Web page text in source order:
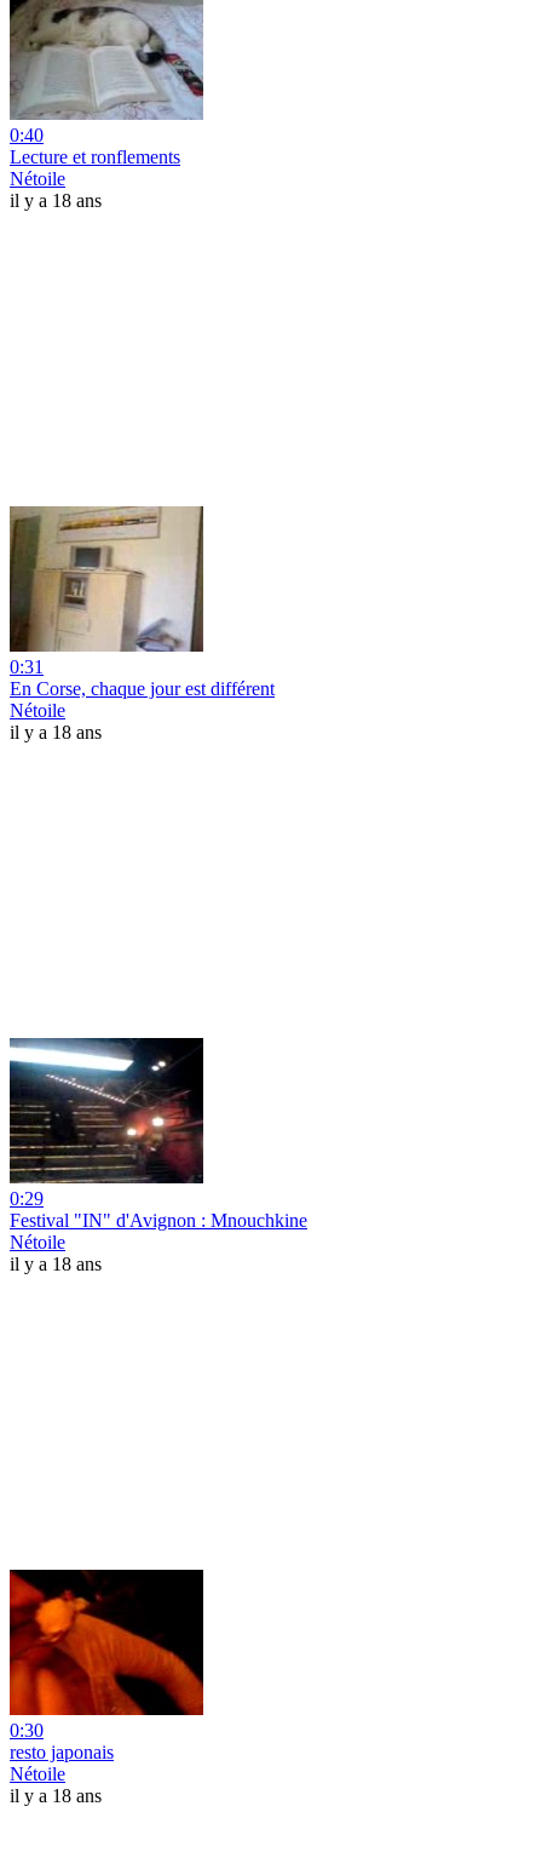
0:40
Lecture et ronflements
Nétoile
il y a 18 ans
0:31
En Corse, chaque jour est différent
Nétoile
il y a 18 ans
0:29
Festival "IN" d'Avignon : Mnouchkine
Nétoile
il y a 18 ans
0:30
resto japonais
Nétoile
il y a 18 ans